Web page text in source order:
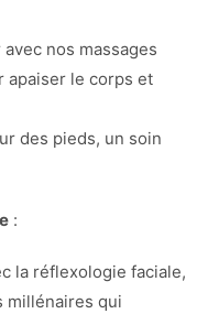
nos massages
apaiser le corps et
des pieds, un soin
:
la réflexologie faciale,
millénaires qui